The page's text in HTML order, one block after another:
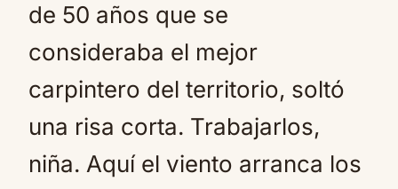
de 50 años que se
consideraba el mejor
carpintero del territorio, soltó
una risa corta. Trabajarlos,
niña. Aquí el viento arranca los